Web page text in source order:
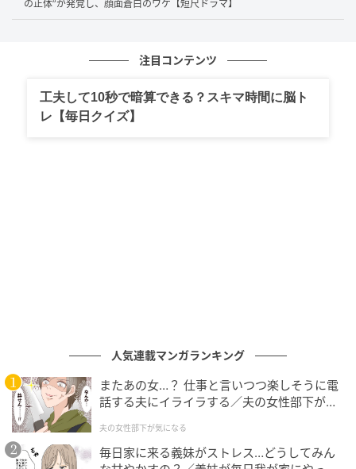
ょ」
嫁と夫の間に割り込む形で座った義母は、さらに続け
「痛みを乗り越えてこそ愛情が生まれる」ー
の正体”が発覚し、顔面蒼白のワケ【短尺ドラマ】
注目コンテンツ
工夫して10秒で暗算できる？スキマ時間に脳ト
レ【毎日クイズ】
人気連載マンガランキング
またあの女…？ 仕事と言いつつ楽しそうに電
話する夫にイライラする／夫の女性部下が気
夫の女性部下が気になる
毎日家に来る義妹がストレス…どうしてみん